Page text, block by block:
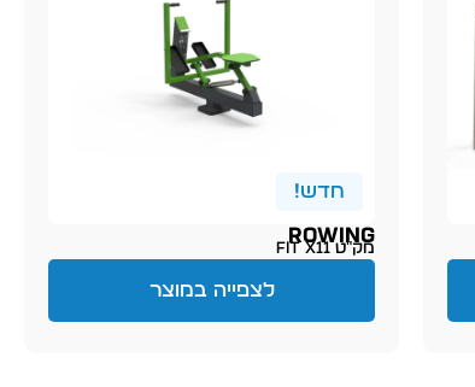
חדש!
ROWING
מק״ט FIT X11
לצפייה במוצר